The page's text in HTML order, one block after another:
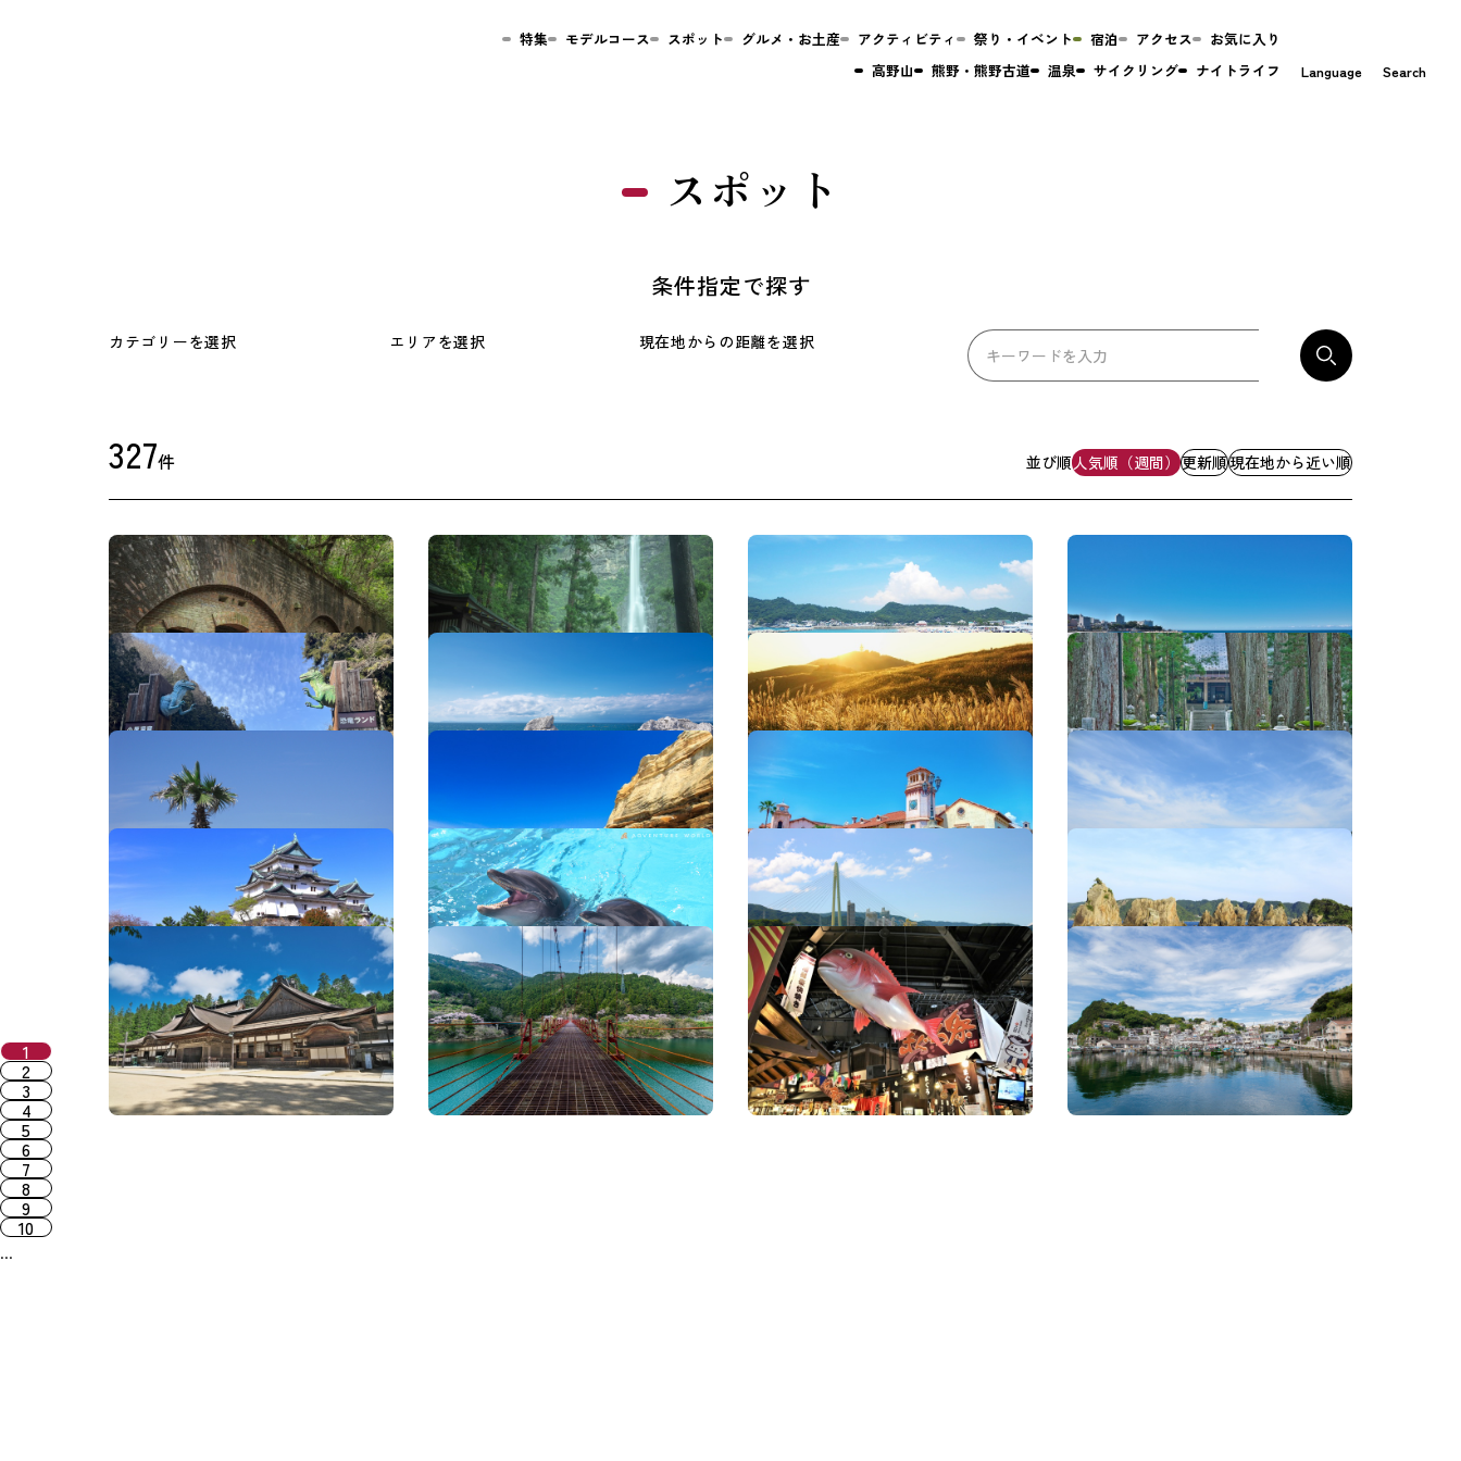
スポット
条件指定で探す
カテゴリーを選択 エリアを選択 現在地からの距離を選択
327件 並び順人気順（週間）更新順現在地から近い順
友ヶ島 那智の滝 片男波海水浴場
小原洞窟恐竜ランド 生石高原 奥之院
産湯海水浴場
和歌山城 アドベンチャーワールド 浜の宮ビーチ 橋杭岩
金剛峯寺 蔵王橋 黒潮市場 雑賀崎
1
2
3
4
5
6
7
8
9
10
...
特集 モデルコース スポット グルメ・お土産 アクティビティ 祭り・イベント 宿泊 アクセス
お気に入り
高野山
熊野・熊野古道 温泉 サイクリング ナイトライフ Search
Language